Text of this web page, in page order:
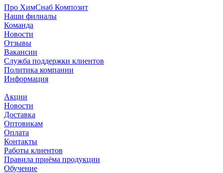
Про ХимСнаб Композит
Наши филиалы
Команда
Новости
Отзывы
Вакансии
Служба поддержки клиентов
Политика компании
Информация
Акции
Новости
Доставка
Оптовикам
Оплата
Контакты
Работы клиентов
Правила приёма продукции
Обучение